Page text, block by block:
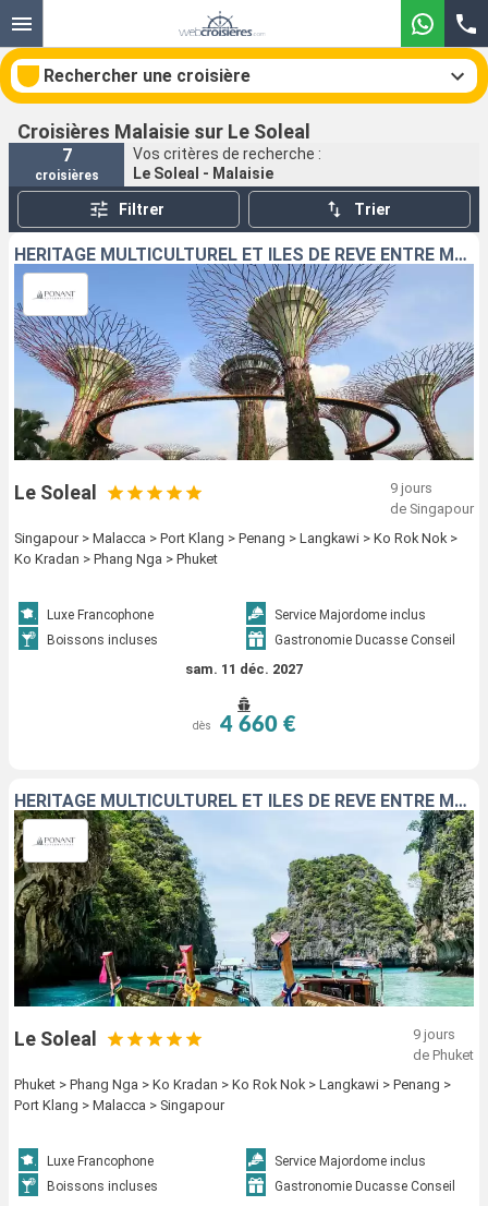
Rechercher une croisière
Nos destinations
Mois de départ
Ports Compagnies
Rechercher
Croisières Malaisie sur Le Soleal
7
croisières
Vos critères de recherche :
Le Soleal - Malaisie
Filtrer Trier
HÉRITAGE MULTICULTUREL ET ÎLES DE RÊVE ENTRE MALAISIE ET THAÏLANDE
Le Soleal
9 jours
de Singapour
Singapour > Malacca > Port Klang > Penang > Langkawi > Ko Rok Nok >
Ko Kradan > Phang Nga > Phuket
Luxe Francophone
Service Majordome inclus
Boissons incluses
Gastronomie Ducasse Conseil
sam. 11 déc. 2027
dès 4 660 €
HÉRITAGE MULTICULTUREL ET ÎLES DE RÊVE ENTRE MALAISIE ET THAÏLANDE
Le Soleal
9 jours
de Phuket
Phuket > Phang Nga > Ko Kradan > Ko Rok Nok > Langkawi > Penang >
Port Klang > Malacca > Singapour
Luxe Francophone
Service Majordome inclus
Boissons incluses
Gastronomie Ducasse Conseil